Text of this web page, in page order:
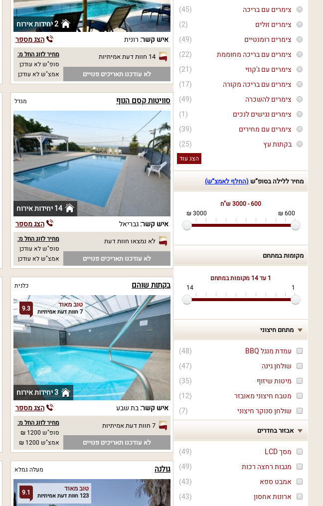
(45)
צימרים עם בריכה
(2)
צימרים זולים
(49)
צימרים רומנטיים
(22)
צימרים עם בריכה מחוממת
(21)
צימרים עם ג'קוזי
(17)
צימרים עם בריכה מקורה
(49)
צימרים להשכרה
(1)
צימרים נגישים לנכים
(39)
צימרים עם מחירים
(25)
בקתות עץ
הצג עוד
מחיר ללילה בסופ“ש (החלף לאמצ“ש)
600 - 3000 ש"ח
600 ₪
3000 ₪
מקומות במתחם
1 עד 14
מקומות במתחם
1
14
מתחם חיצוני
(
48
)
עמדת מנגל BBQ
(
47
)
שולחן גינה
(
35
)
מיטות שיזוף
(
12
)
מטבח חיצוני מאובזר
(
7
) שולחן סנוקר חיצוני
אבזור בחדרים
(
49
)
מסך LCD
(
49
)
מגבות רחצה רכות
(
43
)
אמבט ספא
(
43
)
ארונות אחסון
2 יחידות אירוח
איש קשר: רונית הצג מספר
14 חוות דעת אמיתיות
לא עודכנו תאריכים פנויים
מחיר לזוג החל מ:
סופ"ש לא עודכן
אמצ"ש לא עודכן
סוויטות קסם הנוף מגדל
14 יחידות אירוח
איש קשר:גבריאל הצג מספר
לא נמצאו חוות דעת
לא עודכנו תאריכים פנויים
מחיר לזוג החל מ:
סופ"ש לא עודכן
אמצ"ש לא עודכן
בקתות שוהם כלנית
9.3 טוב מאוד
7 חוות דעת אמיתיות
3 יחידות אירוח
איש קשר:בת שבע הצג מספר
7 חוות דעת אמיתיות
לא עודכנו תאריכים פנויים
מחיר לזוג החל מ:
סופ"ש 1200 ₪
אמצ"ש 1200 ₪
גולנה מעלה גמלא
9.1 טוב מאוד
123 חוות דעת אמיתיות